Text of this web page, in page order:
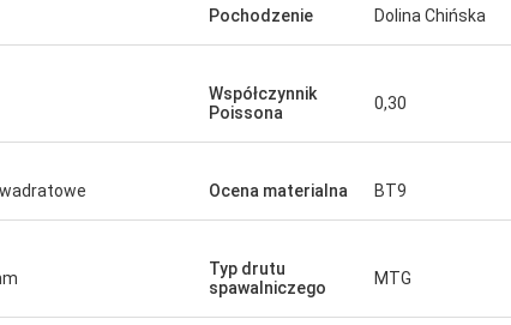
Pochodzenie Dolina Chińska
Współczynnik
Poissona
0,30
Ocena materialna BT9
Typ drutu
spawalniczego
MTG